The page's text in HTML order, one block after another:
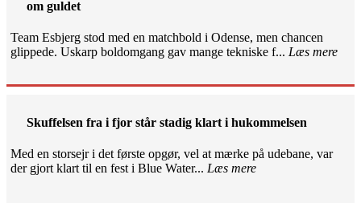
om guldet
Team Esbjerg stod med en matchbold i Odense, men chancen
glippede. Uskarp boldomgang gav mange tekniske f... Læs mere
Skuffelsen fra i fjor står stadig klart i hukommelsen
Med en storsejr i det første opgør, vel at mærke på udebane, var
der gjort klart til en fest i Blue Water... Læs mere